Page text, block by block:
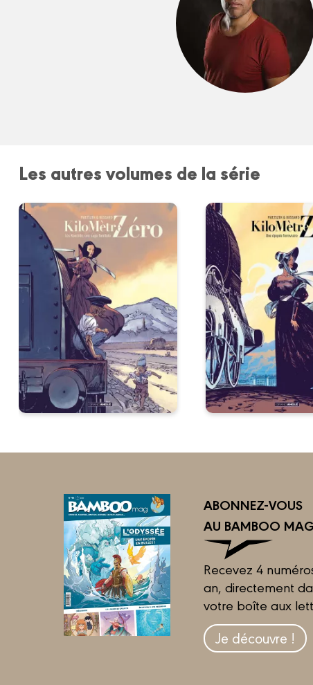
Les autres volumes de la série
ABONNEZ-VOUS
AU BAMBOO
Recevez 4
an, directement
votre boîte aux
Je découvre !